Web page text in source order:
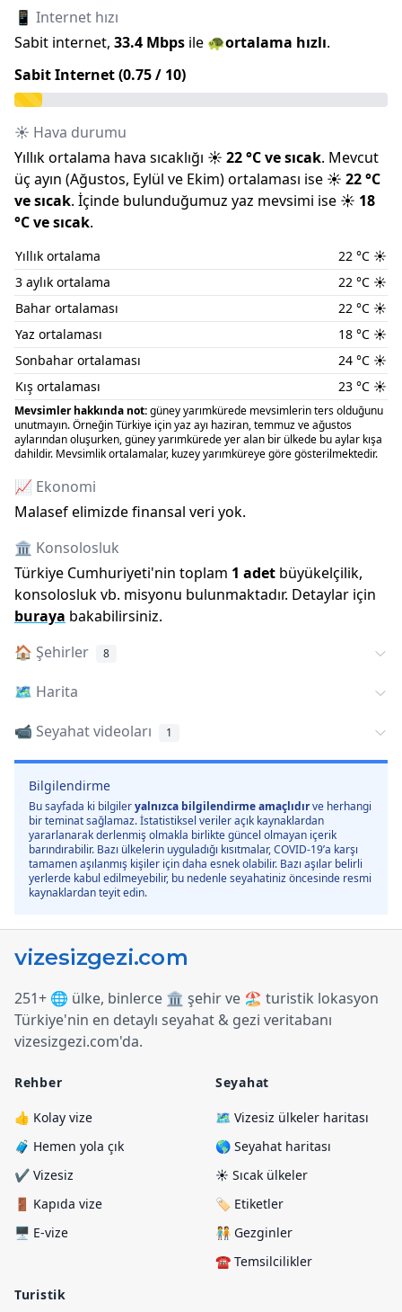
📱 Internet hızı
Sabit internet, 33.4 Mbps ile 🐢ortalama hızlı.
Sabit Internet (0.75/ 10)
☀️ Hava durumu
Yıllık ortalama hava sıcaklığı ☀️ 22°C vesıcak. Mevcut
üç ayın (Ağustos, Eylül ve Ekim) ortalaması ise ☀️ 22°C
vesıcak. İçinde bulunduğumuz yaz mevsimi ise ☀️ 18
°C vesıcak.
Yıllık ortalama 22 °C ☀️
3 aylık ortalama
22 °C ☀️
Bahar ortalaması
22 °C ☀️
Yaz ortalaması
18 °C ☀️
Sonbahar ortalaması
24 °C ☀️
Kış ortalaması
23 °C ☀️
Mevsimler hakkında not:güney yarımkürede mevsimlerin ters olduğunu
unutmayın. Örneğin Türkiye için yaz ayı haziran, temmuz ve ağustos
aylarından oluşurken, güney yarımkürede yer alan bir ülkede bu aylar kışa
dahildir. Mevsimlik ortalamalar, kuzey yarımküreye göre gösterilmektedir.
📈 Ekonomi
Malasef elimizde finansal veri yok.
🏛️ Konsolosluk
Türkiye Cumhuriyeti'nin toplam 1 adet büyükelçilik,
konsolosluk vb. misyonu bulunmaktadır. Detaylar için
buraya bakabilirsiniz.
🏠 Şehirler 8
🗺️ Harita
📹 Seyahat videoları
1
Bilgilendirme
Bu sayfada ki bilgileryalnızca bilgilendirme amaçlıdırve herhangi
bir teminat sağlamaz. İstatistiksel veriler açık kaynaklardan
yararlanarak derlenmiş olmakla birlikte güncel olmayan içerik
barındırabilir. Bazı ülkelerin uyguladığı kısıtmalar, COVID-19’a karşı
tamamen aşılanmış kişiler için daha esnek olabilir. Bazı aşılar belirli
yerlerde kabul edilmeyebilir, bu nedenle seyahatiniz öncesinde resmi
kaynaklardan teyit edin.
251+ 🌐 ülke, binlerce 🏛️ şehir ve 🏖️ turistik lokasyon
Türkiye'nin en detaylı seyahat & gezi veritabanı
vizesizgezi.com'da.
Rehber
👍 Kolay vize
🧳 Hemen yola çık
✔️ Vizesiz
🚪 Kapıda vize
🖥️ E-vize
Turistik
Seyahat
🗺️ Vizesiz ülkeler haritası
🌎 Seyahat haritası
☀️ Sıcak ülkeler
🏷️ Etiketler
🧑‍🤝‍🧑 Gezginler
☎️ Temsilcilikler